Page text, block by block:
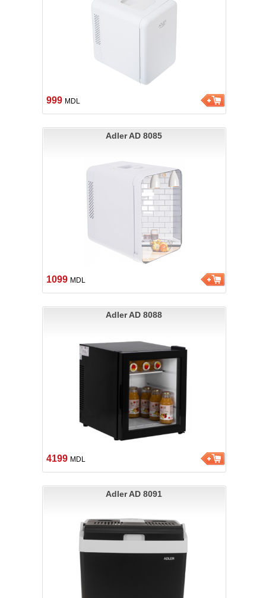
999 MDL
Adler AD 8085
1099 MDL
Adler AD 8088
4199 MDL
Adler AD 8091